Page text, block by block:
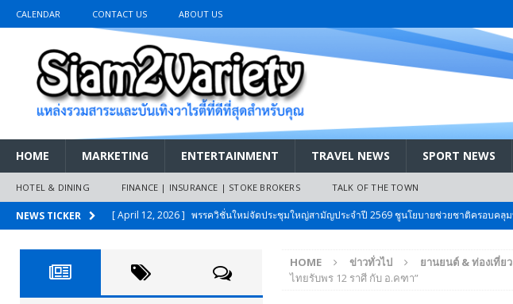
CALENDAR CONTACT US ABOUT US
HOME MARKETING ENTERTAINMENT TRAVEL NEWS SPORT NEWS
HOTEL & DINING FINANCE | INSURANCE | STOKE BROKERS TALK OF THE TOWN
NEWS TICKER [ April 12, 2026 ] พรรควิชั่นใหม่จัดประชุมใหญ่สามัญประจำปี 2569 ชูนโยบายช่วยชาติครอบคลุ
[ March 26, 2026 ]
เริ่มแล้วงานมหกรรมยานยนต์ The 47th Bangkok International Motor
เมย.2569
AUTO NEWS
HOME ข่าวทั่วไป ยานยนต์ & ท่องเที่ยว
ไทยรับพร 12 ราศี กับ อ.คฑา”